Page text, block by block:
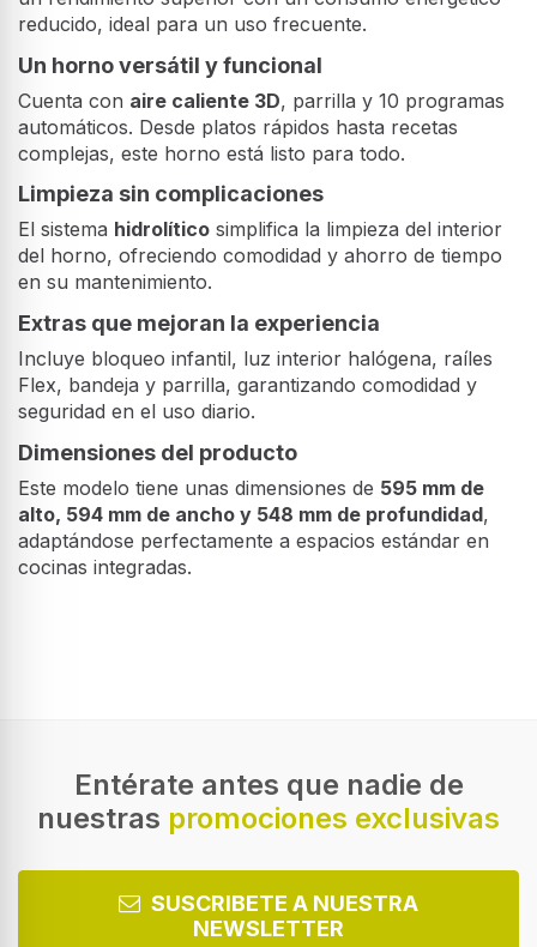
reducido, ideal para un uso frecuente.
Un horno versátil y funcional
Cuenta con aire caliente 3D, parrilla y 10 programas
automáticos. Desde platos rápidos hasta recetas
complejas, este horno está listo para todo.
Limpieza sin complicaciones
El sistema hidrolítico simplifica la limpieza del interior
del horno, ofreciendo comodidad y ahorro de tiempo
en su mantenimiento.
Extras que mejoran la experiencia
Incluye bloqueo infantil, luz interior halógena, raíles
Flex, bandeja y parrilla, garantizando comodidad y
seguridad en el uso diario.
Dimensiones del producto
Este modelo tiene unas dimensiones de 595 mm de
alto, 594 mm de ancho y 548 mm de profundidad,
adaptándose perfectamente a espacios estándar en
cocinas integradas.
Medio
Tipo de horno
Entérate antes que nadie de
nuestras promociones exclusivas
SUSCRIBETE A NUESTRA
NEWSLETTER